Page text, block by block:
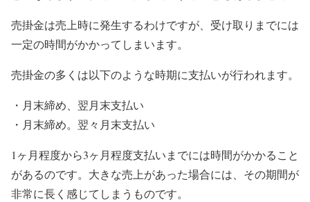
売掛金は売上時に発生するわけですが、受け取りまでには
一定の時間がかかってしまいます。
売掛金の多くは以下のような時期に支払いが行われます。
・月末締め、翌月末支払い
・月末締め。翌々月末支払い
1ヶ月程度から3ヶ月程度支払いまでには時間がかかること
があるのです。大きな売上があった場合には、その期間が
非常に長く感じてしまうものです。